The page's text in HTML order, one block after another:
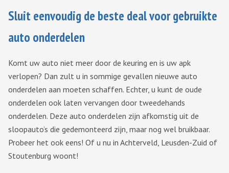
Sluit eenvoudig de beste deal voor gebruikte
auto onderdelen
Komt uw auto niet meer door de keuring en is uw apk
verlopen? Dan zult u in sommige gevallen nieuwe auto
onderdelen aan moeten schaffen. Echter, u kunt de oude
onderdelen ook laten vervangen door tweedehands
onderdelen. Deze auto onderdelen zijn afkomstig uit de
sloopauto’s die gedemonteerd zijn, maar nog wel bruikbaar.
Probeer het ook eens! Of u nu in Achterveld, Leusden-Zuid of
Stoutenburg woont!